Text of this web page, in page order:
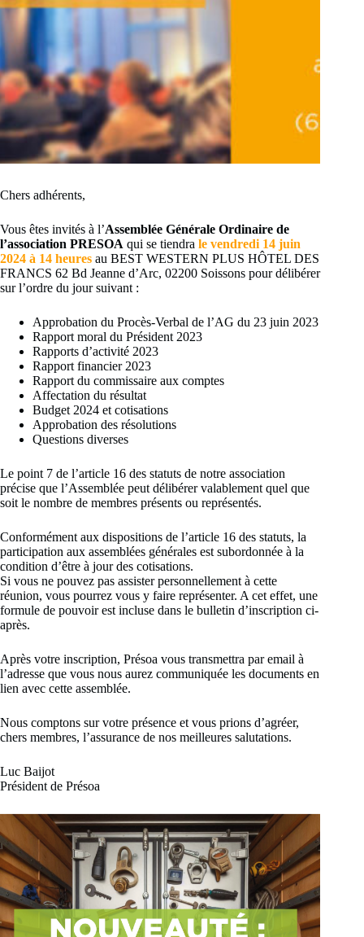
Chers adhérents,
Vous êtes invités à l’Assemblée Générale Ordinaire de
l’association PRESOA qui se tiendra le vendredi 14 juin
2024 à 14 heures au BEST WESTERN PLUS HÔTEL DES
FRANCS 62 Bd Jeanne d’Arc, 02200 Soissons pour délibérer
sur l’ordre du jour suivant :
Approbation du Procès-Verbal de l’AG du 23 juin 2023
Rapport moral du Président 2023
Rapports d’activité 2023
Rapport financier 2023
Rapport du commissaire aux comptes
Affectation du résultat
Budget 2024 et cotisations
Approbation des résolutions
Questions diverses
Le point 7 de l’article 16 des statuts de notre association
précise que l’Assemblée peut délibérer valablement quel que
soit le nombre de membres présents ou représentés.
Conformément aux dispositions de l’article 16 des statuts, la
participation aux assemblées générales est subordonnée à la
condition d’être à jour des cotisations.
Si vous ne pouvez pas assister personnellement à cette
réunion, vous pourrez vous y faire représenter. A cet effet, une
formule de pouvoir est incluse dans le bulletin d’inscription ci-
après.
Après votre inscription, Présoa vous transmettra par email à
l’adresse que vous nous aurez communiquée les documents en
lien avec cette assemblée.
Nous comptons sur votre présence et vous prions d’agréer,
chers membres, l’assurance de nos meilleures salutations.
Luc Baijot
Président de Présoa